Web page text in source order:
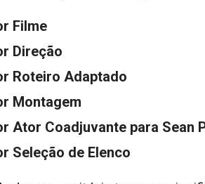
Filme
Direção
Roteiro Adaptado
Montagem
Ator Coadjuvante para Sean
Seleção de Elenco